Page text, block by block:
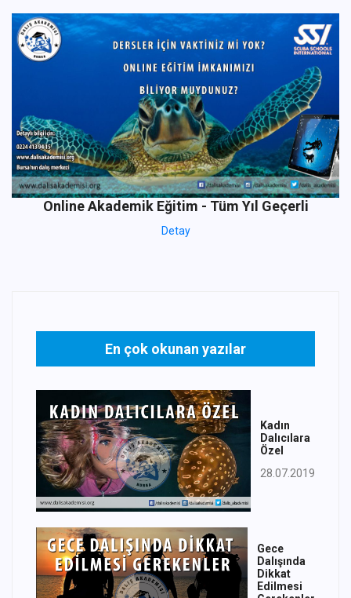
Online Akademik Eğitim - Tüm Yıl Geçerli
Detay
En çok okunan yazılar
Kadın
Dalıcılara
Özel
28.07.2019
Gece
Dalışında
Dikkat
Edilmesi